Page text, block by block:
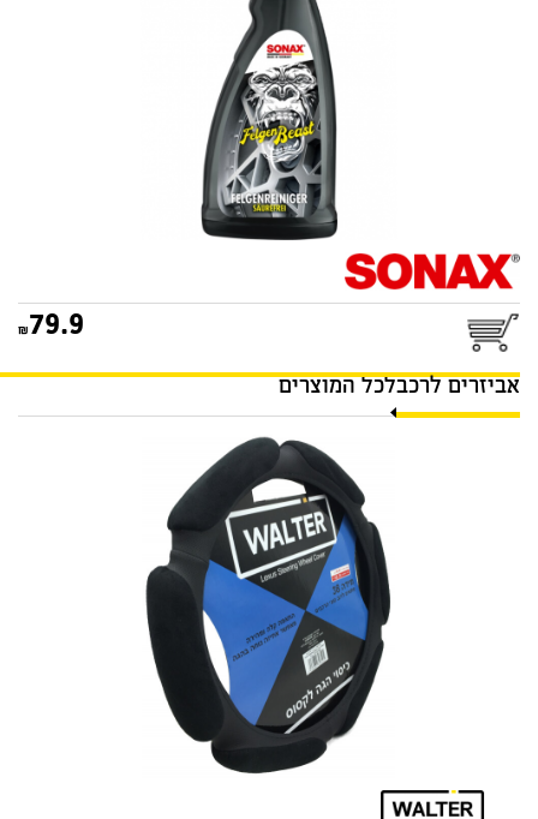
79.9
אביזרים לרכבלכל המוצרים
כיסוי הגה לקסוס שחור
WALTER